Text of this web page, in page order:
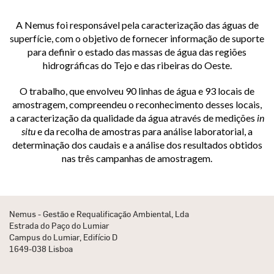
Gestão das bacias hidrográficas do Alentejo, Algarve e Madeira –
Portugal
Determinação de caudais ecológicos de barragens, Portugal
Caracterização dos rios das bacias do Tejo e das ribeiras do Oeste,
Portugal
A Nemus foi responsável pela caracterização das águas de
superfície, com o objetivo de fornecer informação de suporte
para definir o estado das massas de água das regiões
hidrográficas do Tejo e das ribeiras do Oeste.
O trabalho, que envolveu 90 linhas de água e 93 locais de
amostragem, compreendeu o reconhecimento desses locais,
a caracterização da qualidade da água através de medições in
situe da recolha de amostras para análise laboratorial, a
determinação dos caudais e a análise dos resultados obtidos
nas três campanhas de amostragem.
Nemus - Gestão e Requalificação Ambiental, Lda
Estrada do Paço do Lumiar
Campus do Lumiar, Edifício D
1649-038 Lisboa